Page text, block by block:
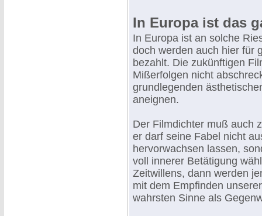
In Europa ist das
In Europa ist an solche
doch werden auch hier für
bezahlt. Die zukünftigen
Mißerfolgen nicht
grundlegenden
aneignen.
Der Filmdichter muß auch
er darf seine Fabel nicht
hervorwachsen lassen,
voll innerer Betätigung
Zeitwillens, dann werden
mit dem Empfinden
wahrsten Sinne als